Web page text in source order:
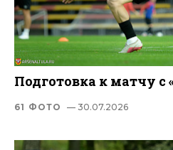
Подготовка к матчу с
61 ФОТО — 30.07.2026